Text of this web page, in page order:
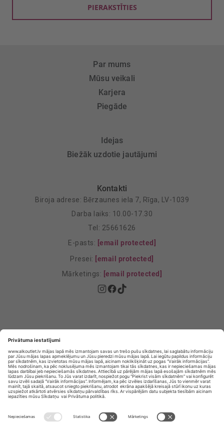
PIERAKSTĪTIES
Par mums
Mūsu veikali
Karjera
Piegāde
Idejas
Biežāk uzdotie jautājumi
Kontakti
Biroja adrese: Bērzaunes iela 7, Rīga, LV-1039
Darba laiks: 10.00-17.30
Tel: 25661626
E-pasts: [email protected]
Presei: [email protected]
Mārketings: [email protected]
Privātuma Iestatījumi
E-veikala lietošanas noteikumi